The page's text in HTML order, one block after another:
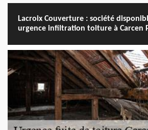
Lacroix Couverture : société
urgence infiltration toiture à Carcen